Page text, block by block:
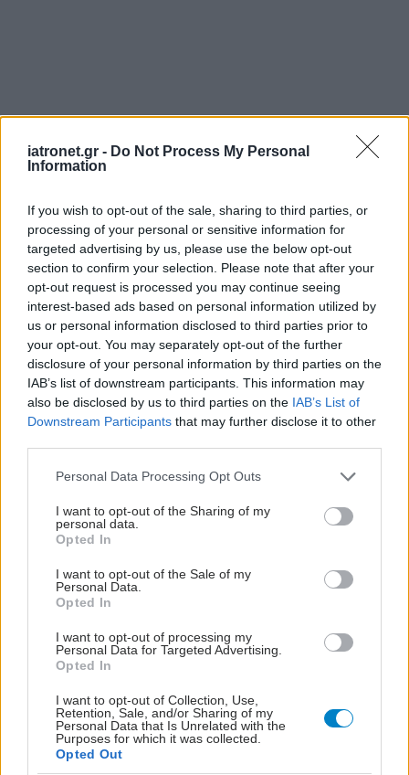
iatronet.gr - Do Not Process My Personal
Information
If you wish to opt-out of the sale, sharing to third parties, or
processing of your personal or sensitive information for
targeted advertising by us, please use the below opt-out
section to confirm your selection. Please note that after your
opt-out request is processed you may continue seeing
interest-based ads based on personal information utilized by
us or personal information disclosed to third parties prior to
your opt-out. You may separately opt-out of the further
disclosure of your personal information by third parties on the
IAB’s list of downstream participants. This information may
also be disclosed by us to third parties on the IAB’s List of
Downstream Participants that may further disclose it to other
Please note that this website/app uses one or more Google
not limited to your visit or usage behaviour. You may click to
grant or deny consent to Google and its third-party tags to
use your data for below specified purposes in below Google
consent section.
Personal Data Processing Opt Outs
I want to opt-out of the Sharing of my
personal data.
Opted In
I want to opt-out of the Sale of my
Personal Data.
Opted In
I want to opt-out of processing my
Personal Data for Targeted Advertising.
Opted In
I want to opt-out of Collection, Use,
Retention, Sale, and/or Sharing of my
Personal Data that Is Unrelated with the
Purposes for which it was collected.
Opted Out
ΜΠΕΙΤΕ ΣΤΗ ΣΥΖΗΤΗΣΗ